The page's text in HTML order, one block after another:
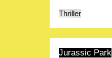
Thriller
Jurassic Park